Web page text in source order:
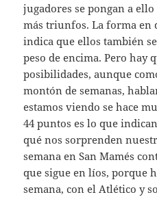
jugadores se pongan a
más triunfos. La forma en
indica que ellos también
peso de encima. Pero hay
posibilidades, aunque
montón de semanas,
estamos viendo se hace
44 puntos es lo que
qué nos sorprenden
semana en San Mamés
que sigue en líos, porque
semana, con el Atlético y